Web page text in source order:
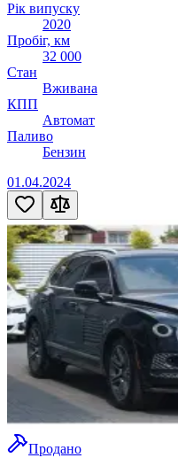
Рік випуску
2020
Пробіг, км
32 000
Стан
Вживана
КПП
Автомат
Паливо
Бензин
01.04.2024
Продано